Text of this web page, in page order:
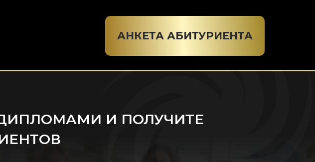
АНКЕТА АБИТУРИЕНТА
И ПОЛУЧИТЕ